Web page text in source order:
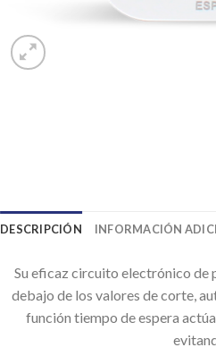
DESCRIPCIÓN INFORMACIÓN
Su eficaz circuito electrónico de
debajo de los valores de corte,
función tiempo de espera